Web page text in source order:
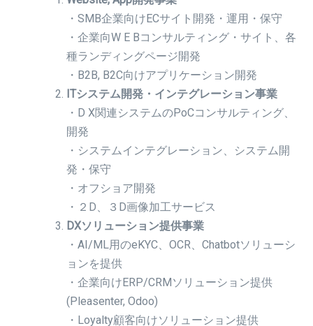
・SMB企業向けECサイト開発・運用・保守
・企業向W E Bコンサルティング・サイト、各
種ランディングページ開発
・B2B, B2C向けアプリケーション開発
ITシステム開発・インテグレーション事業
・D X関連システムのPoCコンサルティング、
開発
・システムインテグレーション、システム開
発・保守
・オフショア開発
・２D、３D画像加工サービス
DXソリューション提供事業
・AI/ML用のeKYC、OCR、Chatbotソリューシ
ョンを提供
・企業向けERP/CRMソリューション提供
(Pleasenter, Odoo)
・Loyalty顧客向けソリューション提供